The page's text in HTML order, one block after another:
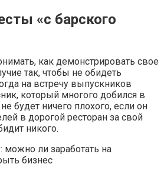
«с барского
как демонстрировать свое
так, чтобы не обидеть
на встречу выпускников
который многого добился в
будет ничего плохого, если он
в дорогой ресторан за свой
никого.
можно ли заработать на
бизнес